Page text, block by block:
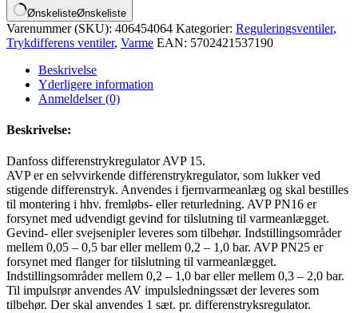
ØnskelisteØnskeliste
Varenummer (SKU): 406454064 Kategorier: Reguleringsventiler,
Trykdifferens ventiler, Varme EAN: 5702421537190
Beskrivelse
Yderligere information
Anmeldelser (0)
Beskrivelse:
Danfoss differenstrykregulator AVP 15.
AVP er en selvvirkende differenstrykregulator, som lukker ved
stigende differenstryk. Anvendes i fjernvarmeanlæg og skal bestilles
til montering i hhv. fremløbs- eller returledning. AVP PN16 er
forsynet med udvendigt gevind for tilslutning til varmeanlægget.
Gevind- eller svejsenipler leveres som tilbehør. Indstillingsområder
mellem 0,05 – 0,5 bar eller mellem 0,2 – 1,0 bar. AVP PN25 er
forsynet med flanger for tilslutning til varmeanlægget.
Indstillingsområder mellem 0,2 – 1,0 bar eller mellem 0,3 – 2,0 bar.
Til impulsrør anvendes AV impulsledningssæt der leveres som
tilbehør. Der skal anvendes 1 sæt. pr. differenstryksregulator.